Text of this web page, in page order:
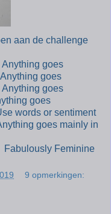
aan de challenge
goes
goes
goes
goes
or sentiment
mainly in
Feminine
9 opmerkingen: